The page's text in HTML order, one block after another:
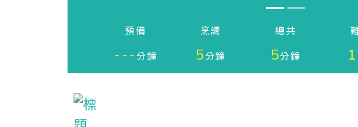
預備
---分鐘
烹調
5分鐘
總共
5分鐘 1